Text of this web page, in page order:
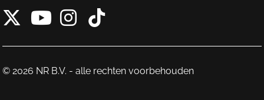
X van NieuwRechts
Instagram van
Tiktok van
© 2026 NR B.V. - alle rechten voorbehouden